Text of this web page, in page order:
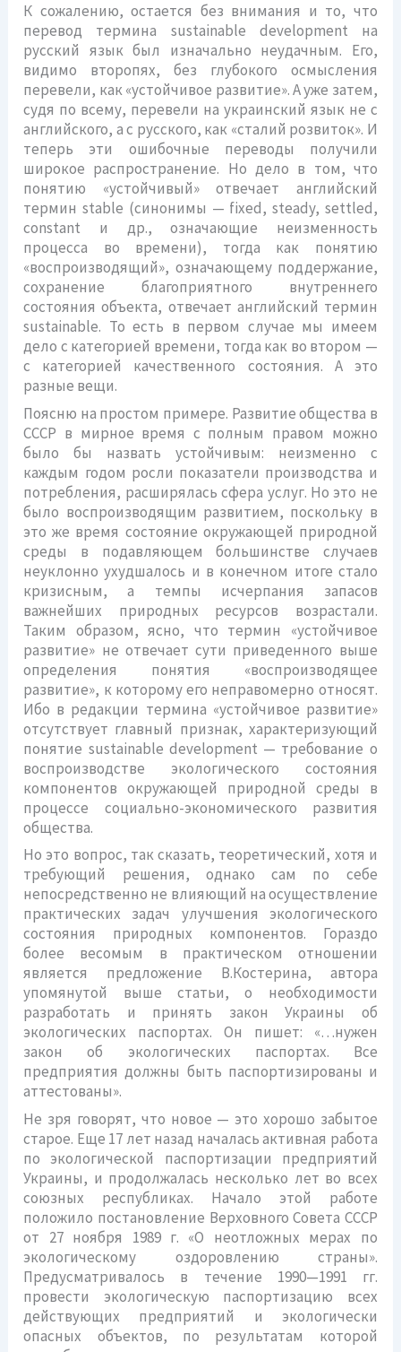
К сожалению, остается без внимания и то, что
перевод термина sustainable development на
русский язык был изначально неудачным. Его,
видимо второпях, без глубокого осмысления
перевели, как «устойчивое развитие». А уже затем,
судя по всему, перевели на украинский язык не с
английского, а с русского, как «сталий розвиток». И
теперь эти ошибочные переводы получили
широкое распространение. Но дело в том, что
понятию «устойчивый» отвечает английский
термин stable (синонимы — fixed, steady, settled,
constant и др., означающие неизменность
процесса во времени), тогда как понятию
«воспроизводящий», означающему поддержание,
сохранение благоприятного внутреннего
состояния объекта, отвечает английский термин
sustainable. То есть в первом случае мы имеем
дело с категорией времени, тогда как во втором —
с категорией качественного состояния. А это
разные вещи.
Поясню на простом примере. Развитие общества в
СССР в мирное время с полным правом можно
было бы назвать устойчивым: неизменно с
каждым годом росли показатели производства и
потребления, расширялась сфера услуг. Но это не
было воспроизводящим развитием, поскольку в
это же время состояние окружающей природной
среды в подавляющем большинстве случаев
неуклонно ухудшалось и в конечном итоге стало
кризисным, а темпы исчерпания запасов
важнейших природных ресурсов возрастали.
Таким образом, ясно, что термин «устойчивое
развитие» не отвечает сути приведенного выше
определения понятия «воспроизводящее
развитие», к которому его неправомерно относят.
Ибо в редакции термина «устойчивое развитие»
отсутствует главный признак, характеризующий
понятие sustainable development — требование о
воспроизводстве экологического состояния
компонентов окружающей природной среды в
процессе социально-экономического развития
общества.
Но это вопрос, так сказать, теоретический, хотя и
требующий решения, однако сам по себе
непосредственно не влияющий на осуществление
практических задач улучшения экологического
состояния природных компонентов. Гораздо
более весомым в практическом отношении
является предложение В.Костерина, автора
упомянутой выше статьи, о необходимости
разработать и принять закон Украины об
экологических паспортах. Он пишет: «…нужен
закон об экологических паспортах. Все
предприятия должны быть паспортизированы и
аттестованы».
Не зря говорят, что новое — это хорошо забытое
старое. Еще 17 лет назад началась активная работа
по экологической паспортизации предприятий
Украины, и продолжалась несколько лет во всех
союзных республиках. Начало этой работе
положило постановление Верховного Совета СССР
от 27 ноября 1989 г. «О неотложных мерах по
экологическому оздоровлению страны».
Предусматривалось в течение 1990—1991 гг.
провести экологическую паспортизацию всех
действующих предприятий и экологически
опасных объектов, по результатам которой